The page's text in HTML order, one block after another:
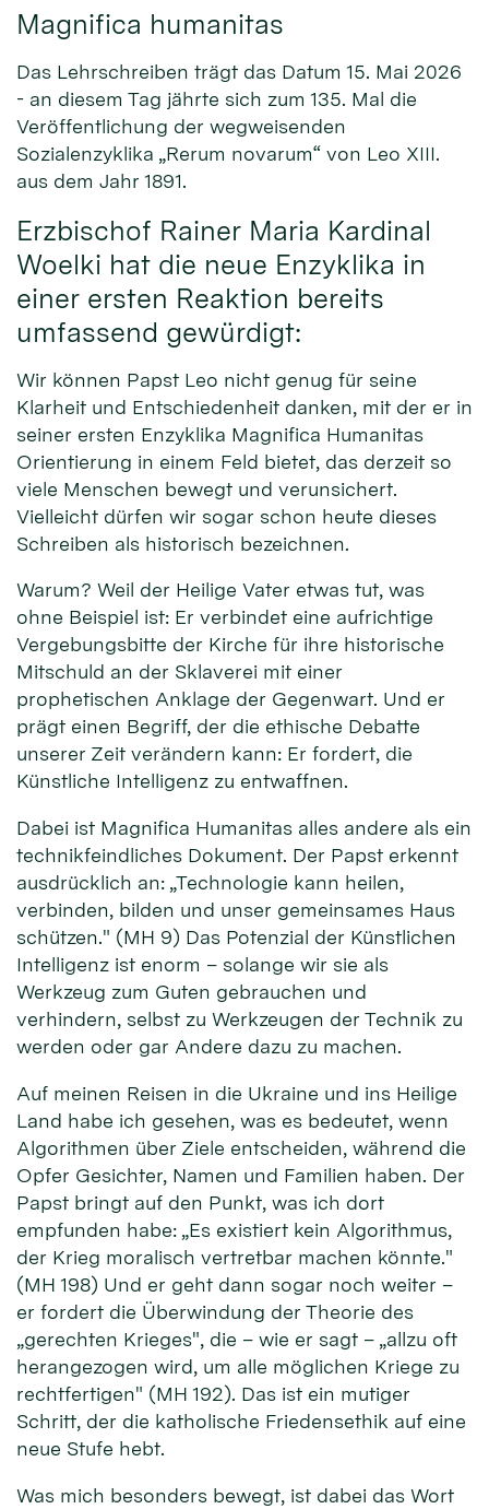
Magnifica humanitas
Das Lehrschreiben trägt das Datum 15. Mai 2026
- an diesem Tag jährte sich zum 135. Mal die
Veröffentlichung der wegweisenden
Sozialenzyklika „Rerum novarum“ von Leo XIII.
aus dem Jahr 1891.
Erzbischof Rainer Maria Kardinal
Woelki hat die neue Enzyklika in
einer ersten Reaktion bereits
umfassend gewürdigt:
Wir können Papst Leo nicht genug für seine
Klarheit und Entschiedenheit danken, mit der er in
seiner ersten Enzyklika Magnifica Humanitas
Orientierung in einem Feld bietet, das derzeit so
viele Menschen bewegt und verunsichert.
Vielleicht dürfen wir sogar schon heute dieses
Schreiben als historisch bezeichnen.
Warum? Weil der Heilige Vater etwas tut, was
ohne Beispiel ist: Er verbindet eine aufrichtige
Vergebungsbitte der Kirche für ihre historische
Mitschuld an der Sklaverei mit einer
prophetischen Anklage der Gegenwart. Und er
prägt einen Begriff, der die ethische Debatte
unserer Zeit verändern kann: Er fordert, die
Künstliche Intelligenz zu entwaffnen.
Dabei ist Magnifica Humanitas alles andere als ein
technikfeindliches Dokument. Der Papst erkennt
ausdrücklich an: „Technologie kann heilen,
verbinden, bilden und unser gemeinsames Haus
schützen." (MH 9) Das Potenzial der Künstlichen
Intelligenz ist enorm – solange wir sie als
Werkzeug zum Guten gebrauchen und
verhindern, selbst zu Werkzeugen der Technik zu
werden oder gar Andere dazu zu machen.
Auf meinen Reisen in die Ukraine und ins Heilige
Land habe ich gesehen, was es bedeutet, wenn
Algorithmen über Ziele entscheiden, während die
Opfer Gesichter, Namen und Familien haben. Der
Papst bringt auf den Punkt, was ich dort
empfunden habe: „Es existiert kein Algorithmus,
der Krieg moralisch vertretbar machen könnte."
(MH 198) Und er geht dann sogar noch weiter –
er fordert die Überwindung der Theorie des
„gerechten Krieges", die – wie er sagt – „allzu oft
herangezogen wird, um alle möglichen Kriege zu
rechtfertigen" (MH 192). Das ist ein mutiger
Schritt, der die katholische Friedensethik auf eine
neue Stufe hebt.
Was mich besonders bewegt, ist dabei das Wort